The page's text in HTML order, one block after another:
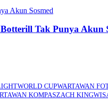
Tak Punya Akun
WORLD CUPWARTAWAN
KOMPASZACH KING